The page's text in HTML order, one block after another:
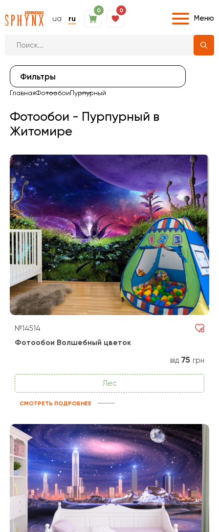
ua ru
0 0
Меню
Фильтры
ГлавнаяФотообоиПурпурный
Фотообои - Пурпурный в
Житомире
№14514
Фотообои Волшебный цветок
від 75 грн
Лес
СМОТРЕТЬ ПОДРОБНЕЕ